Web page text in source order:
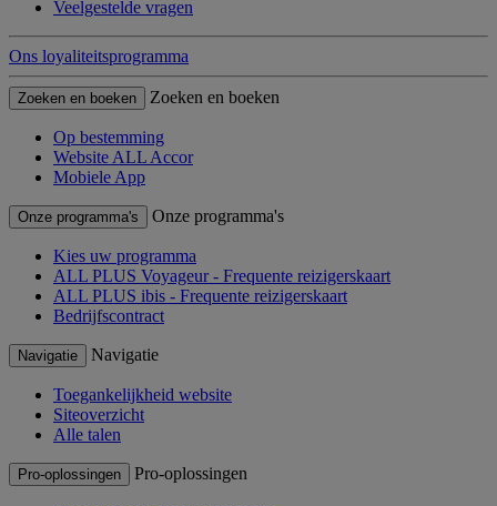
Veelgestelde vragen
Ons loyaliteitsprogramma
Zoeken en boeken Zoeken en boeken
Op bestemming
Website ALL Accor
Mobiele App
Onze programma's Onze programma's
Kies uw programma
ALL PLUS Voyageur - Frequente reizigerskaart
ALL PLUS ibis - Frequente reizigerskaart
Bedrijfscontract
Navigatie Navigatie
Toegankelijkheid website
Siteoverzicht
Alle talen
Pro-oplossingen Pro-oplossingen